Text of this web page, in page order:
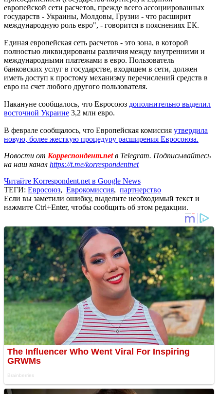
европейской сети расчетов, прежде всего ассоциированных
государств - Украины, Молдовы, Грузии - что расширит
международную роль евро", - говорится в пояснениях ЕК.
Единая европейская сеть расчетов - это зона, в которой
полностью ликвидированы различия между внутренними и
международными платежами в евро. Пользователь
банковских услуг в государстве, входящем в сети, должен
иметь доступ к простому механизму перечислений средств в
евро на счет любого другого пользователя.
Накануне сообщалось, что Евросоюз дополнительно выделил
восточной Украине 3,2 млн евро.
В феврале сообщалось, что Европейская комиссия утвердила
новую, более жесткую процедуру расширения Евросоюза.
Новости от Корреспондент.netв Telegram. Подписывайтесь
на наш канал https://t.me/korrespondentnet
Читайте Korrespondent.net в Google News
ТЕГИ: Евросоюз, Еврокомиссия, партнерство
Если вы заметили ошибку, выделите необходимый текст и
нажмите Ctrl+Enter, чтобы сообщить об этом редакции.